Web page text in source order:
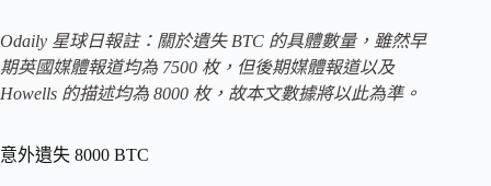
Odaily 星球日報註：關於遺失 BTC 的具體數量，雖然早
期英國媒體報道均為 7500 枚，但後期媒體報道以及
Howells 的描述均為 8000 枚，故本文數據將以此為準。
意外遺失 8000 BTC